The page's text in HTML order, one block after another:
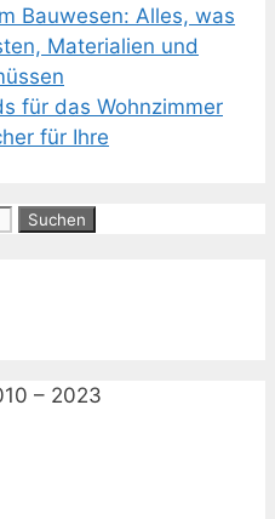
Bauwesen: Alles, was
Materialien und
für das Wohnzimmer
für Ihre
– 2023